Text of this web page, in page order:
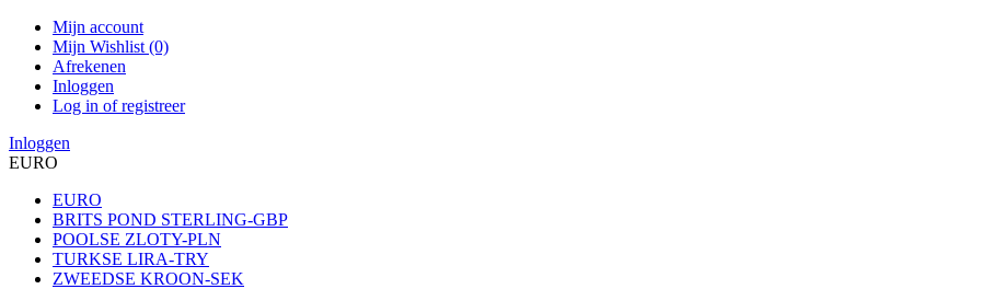
Mijn account
Mijn Wishlist (0)
Afrekenen
Inloggen
Log in of registreer
Inloggen
EURO
EURO
BRITS POND STERLING-GBP
POOLSE ZLOTY-PLN
TURKSE LIRA-TRY
ZWEEDSE KROON-SEK